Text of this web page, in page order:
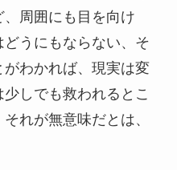
周囲にも目を向け
うにもならない、そ
わかれば、現実は変
しでも救われるとこ
れが無意味だとは、